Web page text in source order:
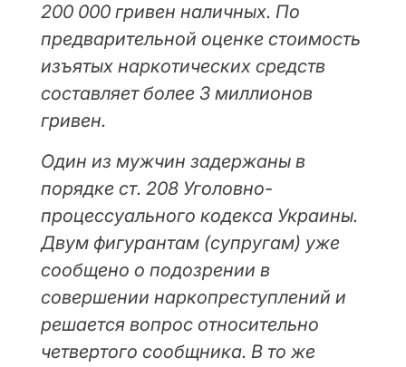
200 000 гривен наличных. По
предварительной оценке стоимость
изъятых наркотических средств
составляет более 3 миллионов
гривен.
Один из мужчин задержаны в
порядке ст. 208 Уголовно-
процессуального кодекса Украины.
Двум фигурантам (супругам) уже
сообщено о подозрении в
совершении наркопреступлений и
решается вопрос относительно
четвертого сообщника. В то же